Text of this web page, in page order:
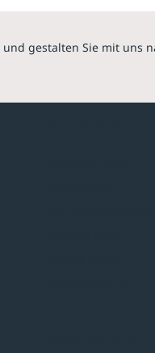
gestalten Sie mit uns